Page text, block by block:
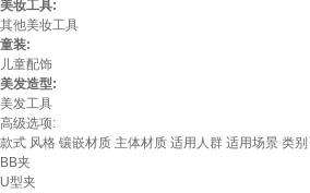
美妆工具:
其他美妆工具
童装:
儿童配饰
美发造型:
美发工具
高级选项:
款式 风格 镶嵌材质 主体材质 适用人群 适用场景 类别
BB夹
U型夹